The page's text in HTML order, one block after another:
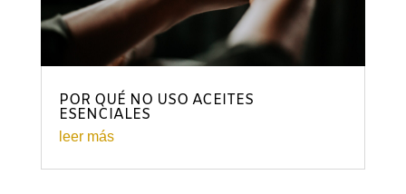
POR QUÉ NO USO ACEITES
ESENCIALES
leer más